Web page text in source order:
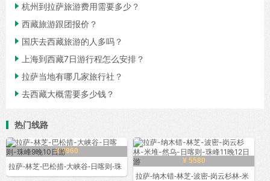
 杭州到拉萨旅游费用需要多少？
 西藏旅游跟团报价？
 国庆去西藏旅游的人多吗？
 上海到西藏7日游行程怎么安排？
 拉萨当地有哪几家旅行社？
 去西藏大概需要多少钱？
热门线路
¥ 3960
拉萨-林芝-巴松措-大峡谷-日喀则-珠
¥ 5580
拉萨-纳木错-林芝-波密-岗云杉林-米